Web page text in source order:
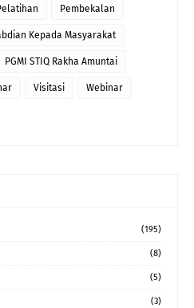
Pembekalan
Kepada Masyarakat
PGMI STIQ Rakha Amuntai
Visitasi Webinar
(195)
(8)
(5)
(3)